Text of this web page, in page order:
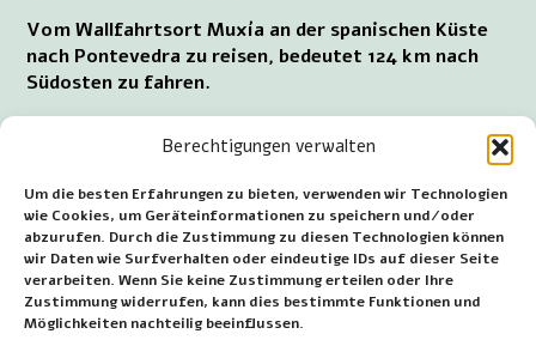
Berechtigungen verwalten
Um die besten Erfahrungen zu bieten, verwenden wir Technologien
wie Cookies, um Geräteinformationen zu speichern und/oder
abzurufen. Durch die Zustimmung zu diesen Technologien können
wir Daten wie Surfverhalten oder eindeutige IDs auf dieser Seite
verarbeiten. Wenn Sie keine Zustimmung erteilen oder Ihre
Zustimmung widerrufen, kann dies bestimmte Funktionen und
Möglichkeiten nachteilig beeinflussen.
Vom Wallfahrtsort Muxía an der spanischen Küste
nach Pontevedra zu reisen, bedeutet 124 km nach
Südosten zu fahren.
nach Pontevedra sind es 98 km in nordwestlicher
Das Verlassen der portugiesischen Stadt Porto, um
nach Pontevedra zu gelangen, bedeutet 170 km nach
Norden zu fahren.
Veröffentlicht: 2. April 2024